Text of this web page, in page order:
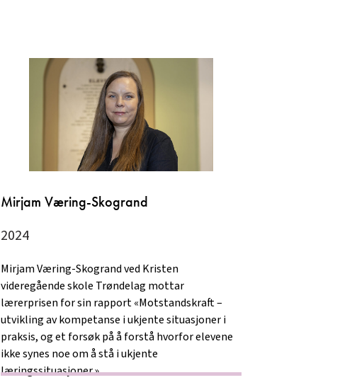
Mirjam Væring-Skogrand
2024
Mirjam Væring-Skogrand ved Kristen
videregående skole Trøndelag mottar
lærerprisen for sin rapport «Motstandskraft –
utvikling av kompetanse i ukjente situasjoner i
praksis, og et forsøk på å forstå hvorfor elevene
ikke synes noe om å stå i ukjente
læringssituasjoner.»